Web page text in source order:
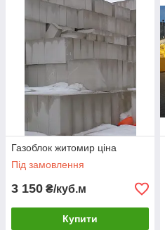
Газоблок житомир ціна
Під замовлення
3 150 ₴/куб.м
Купити